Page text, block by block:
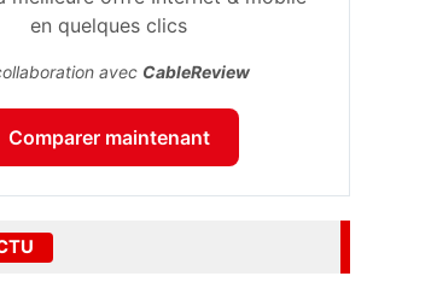
en quelques clics
avec CableReview
Comparer maintenant